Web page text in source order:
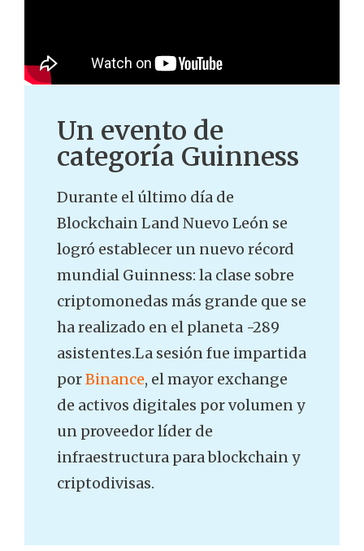
Un evento de
categoría Guinness
Durante el último día de
Blockchain Land Nuevo León se
logró establecer un nuevo récord
mundial Guinness: la clase sobre
criptomonedas más grande que se
ha realizado en el planeta -289
asistentes.La sesión fue impartida
porBinance, el mayor exchange
de activos digitales por volumen y
un proveedor líder de
infraestructura para blockchain y
criptodivisas.